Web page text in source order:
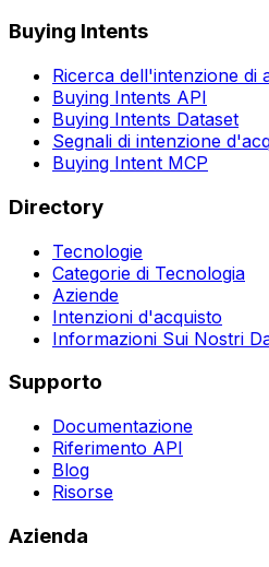
Buying Intents
Ricerca dell'intenzione di
Buying Intents API
Buying Intents Dataset
Segnali di intenzione
Buying Intent MCP
Directory
Tecnologie
Categorie di Tecnologia
Aziende
Intenzioni d'acquisto
Informazioni Sui Nostri
Supporto
Documentazione
Riferimento API
Blog
Risorse
Azienda